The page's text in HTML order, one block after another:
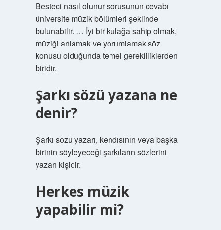
Besteci nasıl olunur sorusunun cevabı
üniversite müzik bölümleri şeklinde
bulunabilir. … İyi bir kulağa sahip olmak,
müziği anlamak ve yorumlamak söz
konusu olduğunda temel gerekliliklerden
biridir.
Şarkı sözü yazana ne
denir?
Şarkı sözü yazarı, kendisinin veya başka
birinin söyleyeceği şarkıların sözlerini
yazan kişidir.
Herkes müzik
yapabilir mi?